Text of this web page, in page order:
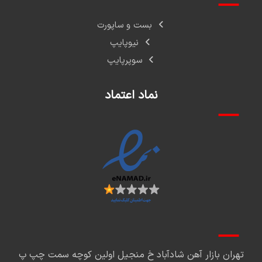
بست و ساپورت
نیوپایپ
سوپرپایپ
نماد اعتماد
تهران بازار آهن شادآباد خ منجیل اولین کوچه سمت چپ پ